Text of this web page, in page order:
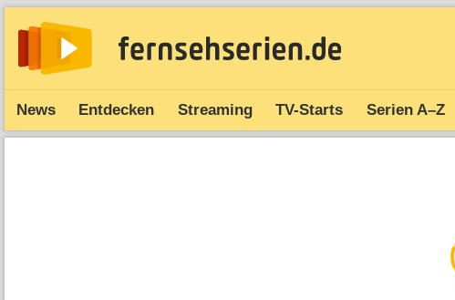
News Entdecken Streaming TV-Starts Serien A–Z